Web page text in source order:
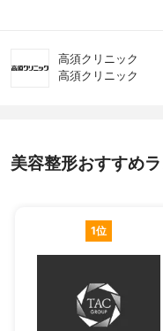
高須クリニック
高須クリニック
美容整形おすすめ
1位